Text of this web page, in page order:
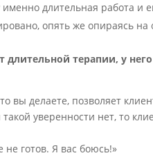
длительная работа
опять же опираясь на
длительной терапии, у
вы делаете, позволяет
уверенности нет, то
готов. Я вас боюсь!»